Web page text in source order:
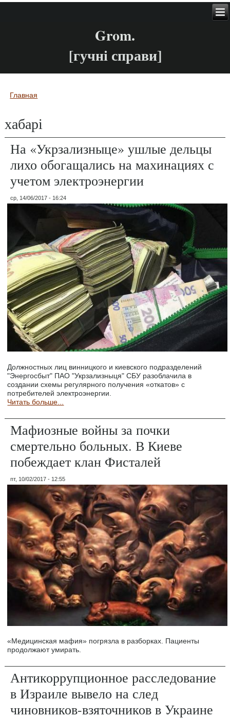
Grom.
[гучні справи]
Вы здесь
Главная
хабарі
На «Укрзализныце» ушлые дельцы
лихо обогащались на махинациях с
учетом электроэнергии
ср, 14/06/2017 - 16:24
Должностных лиц винницкого и киевского подразделений
"Энергосбыт" ПАО "Укрзализныця" СБУ разоблачила в
создании схемы регулярного получения «откатов» с
потребителей электроэнергии.
Читать больше...
Мафиозные войны за почки
смертельно больных. В Киеве
побеждает клан Фисталей
пт, 10/02/2017 - 12:55
«Медицинская мафия» погрязла в разборках. Пациенты
продолжают умирать.
Антикоррупционное расследование
в Израиле вывело на след
чиновников-взяточников в Украине